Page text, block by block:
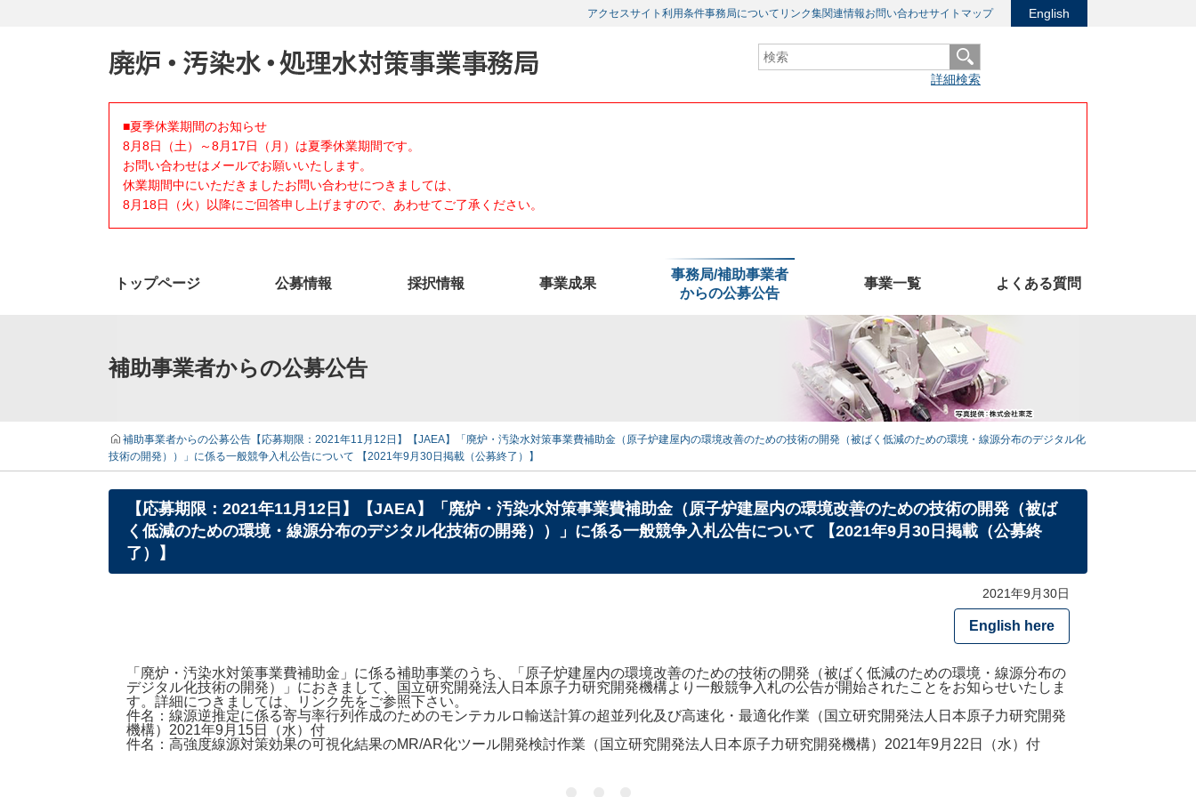
アクセスサイト利用条件事務局について リンク集関連情報お問い合わせサイトマップ English
詳細検索
■夏季休業期間のお知らせ
8月8日（土）～8月17日（月）は夏季休業期間です。
お問い合わせはメールでお願いいたします。
休業期間中にいただきましたお問い合わせにつきましては、
8月18日（火）以降にご回答申し上げますので、あわせてご了承ください。
トップページ 公募情報 採択情報 事業成果
事務局/補助事業者
からの公募公告
事業一覧 よくある質問
補助事業者からの公募公告
補助事業者からの公募公告 【応募期限：2021年11月12日】【JAEA】「廃炉・汚染水対策事業費補助金（原子炉建屋内の環境改善のための技術の開発（被ばく低減のための環境・線源分布のデジタル化
技術の開発））」に係る一般競争入札公告について 【2021年9月30日掲載（公募終了）】
【応募期限：2021年11月12日】【JAEA】「廃炉・汚染水対策事業費補助金（原子炉建屋内の環境改善のための技術の開発（被ば
く低減のための環境・線源分布のデジタル化技術の開発））」に係る一般競争入札公告について 【2021年9月30日掲載（公募終
了）】
2021年9月30日
English here
「廃炉・汚染水対策事業費補助金」に係る補助事業のうち、「原子炉建屋内の環境改善のための技術の開発（被ばく低減のための環境・線源分布の
デジタル化技術の開発）」におきまして、国立研究開発法人日本原子力研究開発機構より一般競争入札の公告が開始されたことをお知らせいたしま
す。詳細につきましては、リンク先をご参照下さい。
件名：線源逆推定に係る寄与率行列作成のためのモンテカルロ輸送計算の超並列化及び高速化・最適化作業（国立研究開発法人日本原子力研究開発
機構）2021年9月15日（水）付
件名：高強度線源対策効果の可視化結果のMR/AR化ツール開発検討作業（国立研究開発法人日本原子力研究開発機構）2021年9月22日（水）付